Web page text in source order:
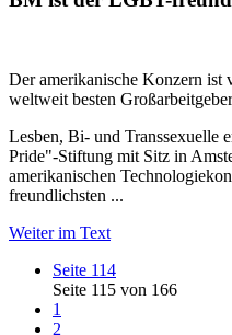
Der amerikanische Konzern ist
weltweit besten
Lesben, Bi- und Transsexuelle
Pride"-Stiftung mit Sitz in
amerikanischen
freundlichsten ...
Weiter im Text
Seite 114
Seite 115 von 166
1
2